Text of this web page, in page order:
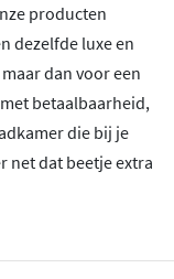
producten
dezelfde luxe en
dan voor een
betaalbaarheid,
die bij je
net dat beetje extra